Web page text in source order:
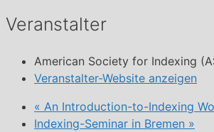
Veranstalter
American Society for Indexing
Veranstalter-Website anzeigen
« An Introduction-to-Indexing
Indexing-Seminar in Bremen »